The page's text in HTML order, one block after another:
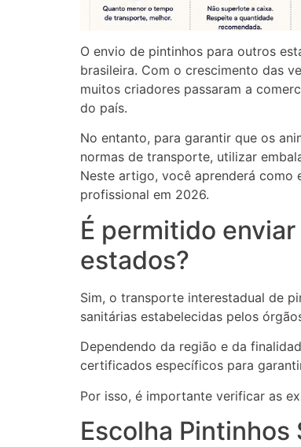
O envio de pintinhos para outros
brasileira. Com o crescimento das
muitos criadores passaram a
do país.
No entanto, para garantir que os
normas de transporte, utilizar
Neste artigo, você aprenderá como
profissional em 2026.
É permitido
estados?
Sim, o transporte interestadual de
sanitárias estabelecidas pelos
Dependendo da região e da
certificados específicos para
Por isso, é importante verificar as
Escolha Pintinhos